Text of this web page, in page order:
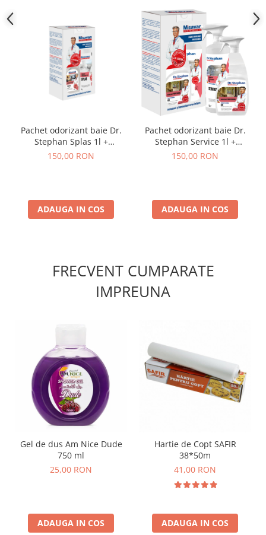
Pachet odorizant baie Dr.
Stephan Splas 1l +
odorizant camera Dr.
150,00 RON
ADAUGA IN COS
Pachet odorizant baie Dr.
Stephan Service 1l +
odorizant camera Dr.
150,00 RON
ADAUGA IN COS
FRECVENT CUMPARATE
IMPREUNA
Gel de dus Am Nice Dude
750 ml
25,00 RON
ADAUGA IN COS
Hartie de Copt SAFIR
38*50m
41,00 RON
ADAUGA IN COS